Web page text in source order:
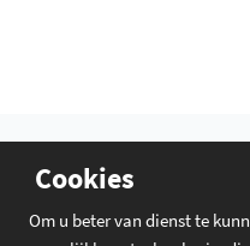
Cookies
Om u beter van dienst te